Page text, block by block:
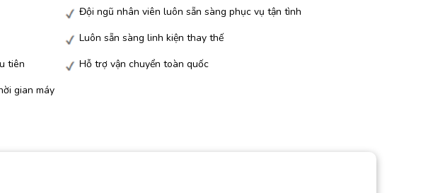
Đội ngũ nhân viên luôn sẵn sàng phục vụ tận tình
Luôn sẵn sàng linh kiện thay thế
tiên
Hỗ trợ vận chuyển toàn quốc
gian máy